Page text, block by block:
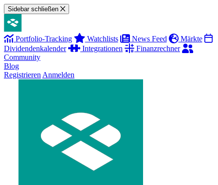
Sidebar schließen
Portfolio-Tracking Watchlists News Feed
Märkte
Dividendenkalender
Integrationen
Finanzrechner
Community
Blog
Registrieren Anmelden